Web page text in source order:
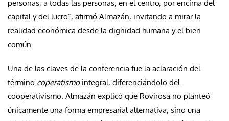
personas, a todas las personas, en el centro, por encima del
capital y del lucro”, afirmó Almazán, invitando a mirar la
realidad económica desde la dignidad humana y el bien
común.
Una de las claves de la conferencia fue la aclaración del
término coperatismointegral, diferenciándolo del
cooperativismo. Almazán explicó que Rovirosa no planteó
únicamente una forma empresarial alternativa, sino una